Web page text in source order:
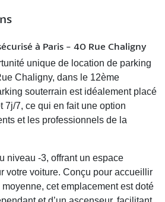
à Paris - 40 Rue Chaligny
unique de location de parking
Chaligny, dans le 12ème
souterrain est idéalement placé
7j/7, ce qui en fait une option
et les professionnels de la
niveau -3, offrant un espace
votre voiture. Conçu pour accueillir
cet emplacement est doté